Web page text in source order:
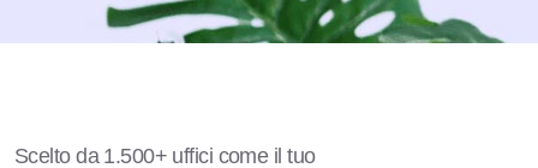
Scelto da 1.500+ uffici come il tuo